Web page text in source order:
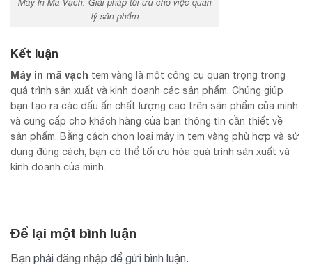
Máy In Mã Vạch: Giải pháp tối ưu cho việc quản
lý sản phẩm
Kết luận
Máy in mã vạch tem vàng là một công cụ quan trọng trong
quá trình sản xuất và kinh doanh các sản phẩm. Chúng giúp
bạn tạo ra các dấu ấn chất lượng cao trên sản phẩm của mình
và cung cấp cho khách hàng của bạn thông tin cần thiết về
sản phẩm. Bằng cách chọn loại máy in tem vàng phù hợp và sử
dụng đúng cách, bạn có thể tối ưu hóa quá trình sản xuất và
kinh doanh của mình.
Để lại một bình luận
Bạn phải đăng nhập để gửi bình luận.